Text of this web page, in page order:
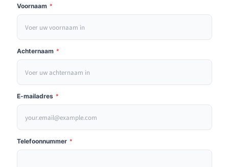
Voornaam *
Achternaam *
E-mailadres *
Telefoonnummer *